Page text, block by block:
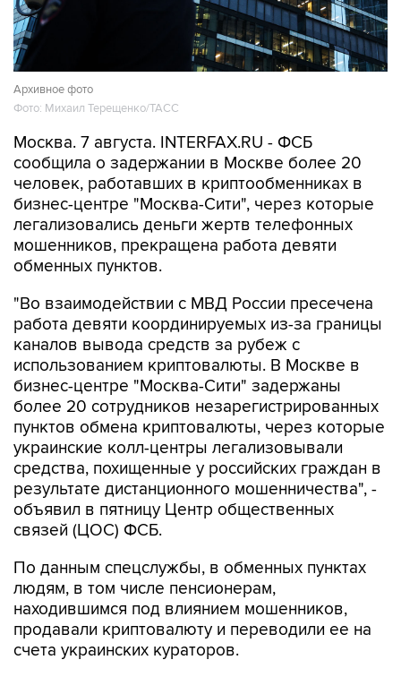
Архивное фото
Фото: Михаил Терещенко/ТАСС
Москва. 7 августа. INTERFAX.RU - ФСБ
сообщила о задержании в Москве более 20
человек, работавших в криптообменниках в
бизнес-центре "Москва-Сити", через которые
легализовались деньги жертв телефонных
мошенников, прекращена работа девяти
обменных пунктов.
"Во взаимодействии с МВД России пресечена
работа девяти координируемых из-за границы
каналов вывода средств за рубеж с
использованием криптовалюты. В Москве в
бизнес-центре "Москва-Сити" задержаны
более 20 сотрудников незарегистрированных
пунктов обмена криптовалюты, через которые
украинские колл-центры легализовывали
средства, похищенные у российских граждан в
результате дистанционного мошенничества", -
объявил в пятницу Центр общественных
связей (ЦОС) ФСБ.
По данным спецслужбы, в обменных пунктах
людям, в том числе пенсионерам,
находившимся под влиянием мошенников,
продавали криптовалюту и переводили ее на
счета украинских кураторов.